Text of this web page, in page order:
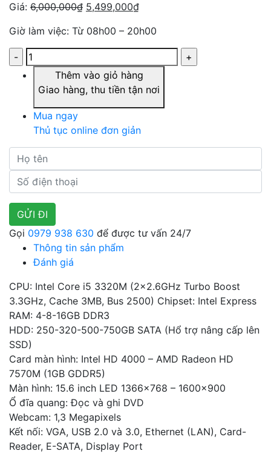
Giá: 6,000,000₫ 5,499,000₫
Giờ làm việc: Từ 08h00 – 20h00
Thêm vào giỏ hàng
Giao hàng, thu tiền tận nơi
Mua ngay
Thủ tục online đơn giản
Gọi 0979 938 630 để được tư vấn 24/7
Thông tin sản phẩm
Đánh giá
CPU: Intel Core i5 3320M (2×2.6GHz Turbo Boost
3.3GHz, Cache 3MB, Bus 2500) Chipset: Intel Express
RAM: 4-8-16GB DDR3
HDD: 250-320-500-750GB SATA (Hổ trợ nâng cấp lên
SSD)
Card màn hình: Intel HD 4000 – AMD Radeon HD
7570M (1GB GDDR5)
Màn hình: 15.6 inch LED 1366×768 – 1600×900
Ổ đĩa quang: Đọc và ghi DVD
Webcam: 1,3 Megapixels
Kết nối: VGA, USB 2.0 và 3.0, Ethernet (LAN), Card-
Reader, E-SATA, Display Port